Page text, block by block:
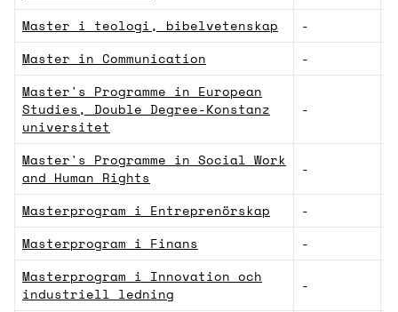
Master i teologi, bibelvetenskap -
Master in Communication
-
Master's Programme in European
Studies, Double Degree-Konstanz
universitet
-
Master's Programme in Social Work
and Human Rights
-
Masterprogram i Entreprenörskap -
Masterprogram i Finans
-
Masterprogram i Innovation och
industriell ledning
-